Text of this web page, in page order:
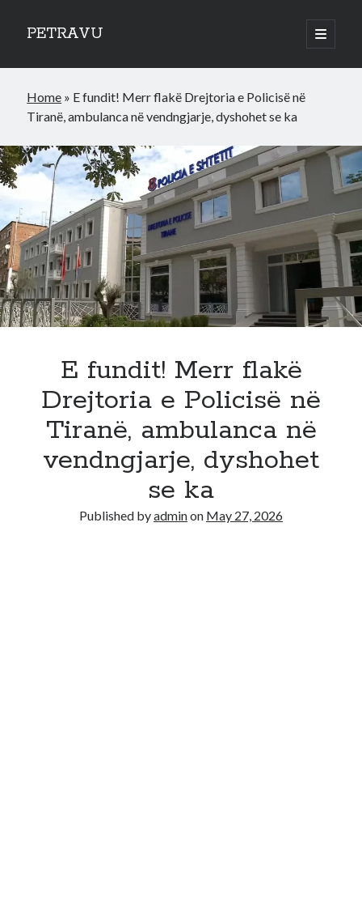
PETRAVU
open
primary
Sidebar
Bank
Credit Cards
World
Home » E fundit! Merr flakë Drejtoria e Policisë në
Tiranë, ambulanca në vendngjarje, dyshohet se ka
E fundit! Merr flakë
Drejtoria e Policisë në
Tiranë, ambulanca në
vendngjarje, dyshohet
se ka
Published byadminon May 27, 2026